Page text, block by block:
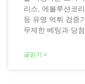
리스, 에볼루션코
등 유명 먹튀 검증
무제한 베팅과 당
글읽기 »